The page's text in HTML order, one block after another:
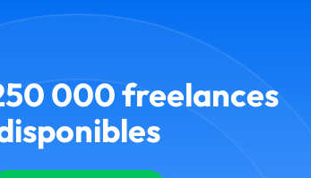
000 freelances